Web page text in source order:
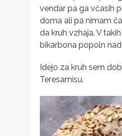
vendar pa ga včasih
doma ali pa nimam
da kruh vzhaja. V
bikarbona popoln
Idejo za kruh sem
Teresamisu.